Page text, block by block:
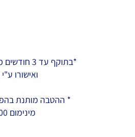
*בתוקף עד 3 חודשים מ
ואישורו
* ההטבה מותנת
מינימום ₪10,000